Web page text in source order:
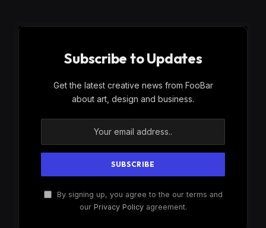
Subscribe to Updates
Get the latest creative news from FooBar
about art, design and business.
By signing up, you agree to the our terms and
our Privacy Policyagreement.